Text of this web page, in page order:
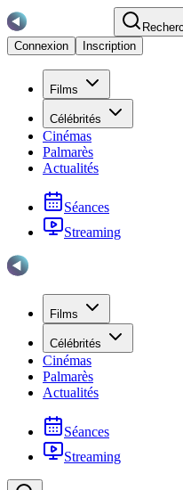
Connexion
Inscription
Films
Célébrités
Cinémas
Palmarès
Actualités
Séances
Streaming
Films
Célébrités
Cinémas
Palmarès
Actualités
Séances
Streaming